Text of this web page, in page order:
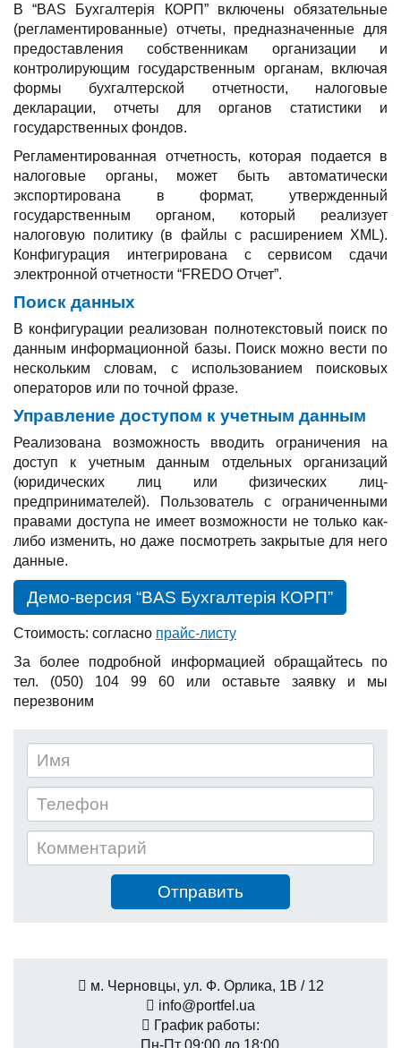
В “BAS Бухгалтерія КОРП” включены обязательные
(регламентированные) отчеты, предназначенные для
предоставления собственникам организации и
контролирующим государственным органам, включая
формы бухгалтерской отчетности, налоговые
декларации, отчеты для органов статистики и
государственных фондов.
Регламентированная отчетность, которая подается в
налоговые органы, может быть автоматически
экспортирована в формат, утвержденный
государственным органом, который реализует
налоговую политику (в файлы с расширением XML).
Конфигурация интегрирована с сервисом сдачи
электронной отчетности “FREDO Отчет”.
Поиск данных
В конфигурации реализован полнотекстовый поиск по
данным информационной базы. Поиск можно вести по
нескольким словам, с использованием поисковых
операторов или по точной фразе.
Управление доступом к учетным данным
Реализована возможность вводить ограничения на
доступ к учетным данным отдельных организаций
(юридических лиц или физических лиц-
предпринимателей). Пользователь с ограниченными
правами доступа не имеет возможности не только как-
либо изменить, но даже посмотреть закрытые для него
данные.
Демо-версия “BAS Бухгалтерія КОРП”
Стоимость: согласно прайс-листу
За более подробной информацией обращайтесь по
тел. (050) 104 99 60 или оставьте заявку и мы
перезвоним
м. Черновцы, ул. Ф. Орлика, 1В / 12
info@portfel.ua
График работы: